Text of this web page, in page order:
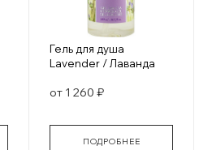
Гель для душа
Lavender / Лаванда
от 1 260 ₽
ПОДРОБНЕЕ